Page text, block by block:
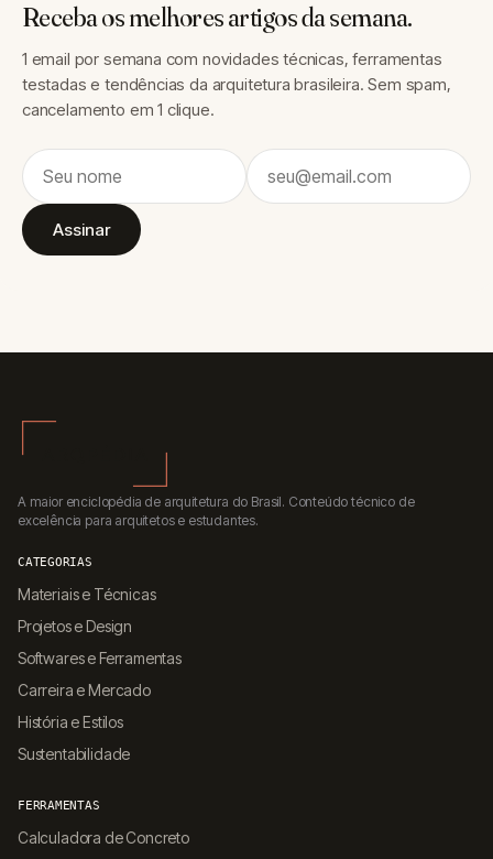
Receba os melhores artigos da semana.
1 email por semana com novidades técnicas, ferramentas
testadas e tendências da arquitetura brasileira. Sem spam,
cancelamento em 1 clique.
Assinar
A maior enciclopédia de arquitetura do Brasil. Conteúdo técnico de
excelência para arquitetos e estudantes.
CATEGORIAS
Materiais e Técnicas
Projetos e Design
Softwares e Ferramentas
Carreira e Mercado
História e Estilos
Sustentabilidade
FERRAMENTAS
Calculadora de Concreto